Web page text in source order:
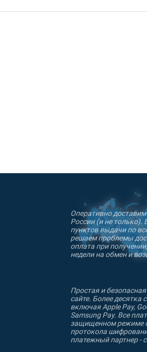
Оперативно
России (и не только).
пунктов выдачи по
решаем проблемы
оплата при
недели на обмен и
Простая и
сайте. Более десятка
включая Apple Pay,
Samsung Pay. Все
защищенном режиме
протокола
платежный партнер -